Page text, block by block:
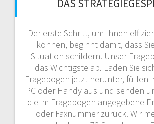
DAS
Der erste Schritt, um Ihnen
können, beginnt damit, dass
Situation schildern. Unser
das Wichtigste ab. Laden Sie
Fragebogen jetzt herunter, füllen
PC oder Handy aus und senden
die im Fragebogen angegebene
oder Faxnummer zurück. Wir